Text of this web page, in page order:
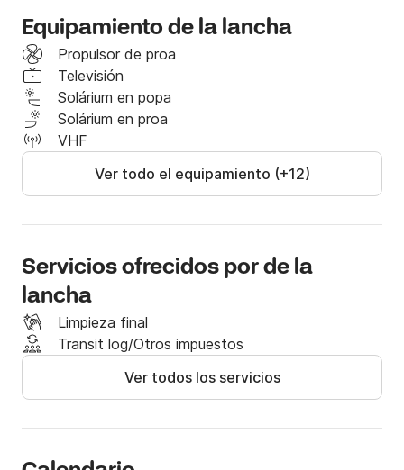
Equipamiento de la lancha
Propulsor de proa
Televisión
Solárium en popa
Solárium en proa
VHF
Ver todo el equipamiento (+12)
Servicios ofrecidos por de la
lancha
Limpieza final
Transit log/Otros impuestos
Ver todos los servicios